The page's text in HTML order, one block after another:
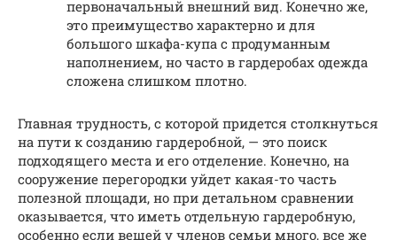
первоначальный внешний вид. Конечно же,
это преимущество характерно и для
большого шкафа-купа с продуманным
наполнением, но часто в гардеробах одежда
сложена слишком плотно.
Главная трудность, с которой придется столкнуться
на пути к созданию гардеробной, — это поиск
подходящего места и его отделение. Конечно, на
сооружение перегородки уйдет какая-то часть
полезной площади, но при детальном сравнении
оказывается, что иметь отдельную гардеробную,
особенно если вещей у членов семьи много, все же